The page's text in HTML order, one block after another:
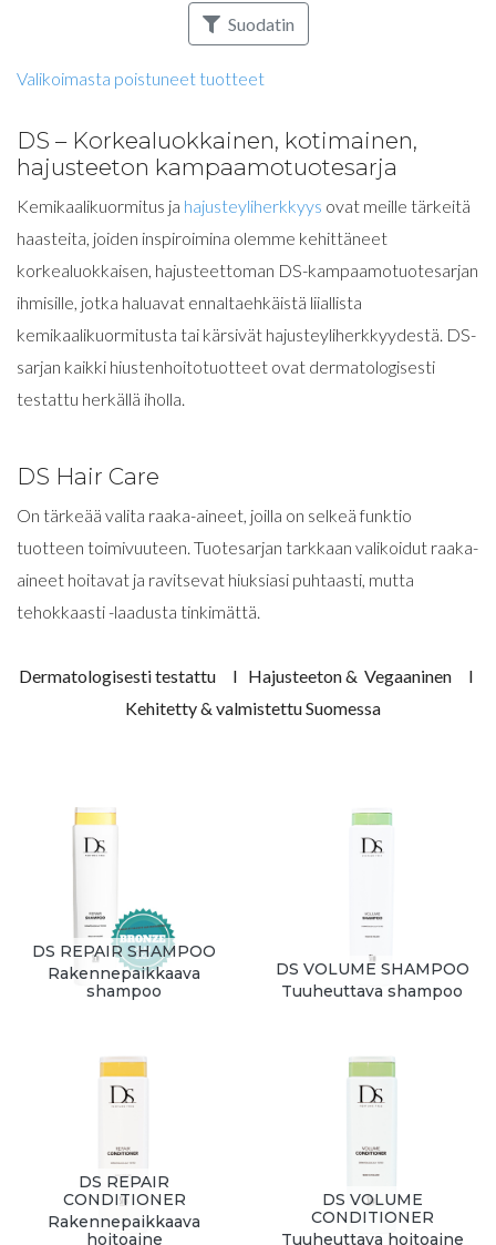
Suodatin
Valikoimasta poistuneet tuotteet
DS – Korkealuokkainen, kotimainen,
hajusteeton kampaamotuotesarja
Kemikaalikuormitus ja hajusteyliherkkyys ovat meille tärkeitä
haasteita, joiden inspiroimina olemme kehittäneet
korkealuokkaisen, hajusteettoman DS-kampaamotuotesarjan
ihmisille, jotka haluavat ennaltaehkäistä liiallista
kemikaalikuormitusta tai kärsivät hajusteyliherkkyydestä. DS-
sarjan kaikki hiustenhoitotuotteet ovat dermatologisesti
testattu herkällä iholla.
DS Hair Care
On tärkeää valita raaka-aineet, joilla on selkeä funktio
tuotteen toimivuuteen. Tuotesarjan tarkkaan valikoidut raaka-
aineet hoitavat ja ravitsevat hiuksiasi puhtaasti, mutta
tehokkaasti -laadusta tinkimättä.
Dermatologisesti testattu I Hajusteeton & Vegaaninen I
Kehitetty & valmistettu Suomessa
DS REPAIR SHAMPOO
Rakennepaikkaava
shampoo
DS REPAIR
CONDITIONER
Rakennepaikkaava
hoitoaine
DS VOLUME SHAMPOO
Tuuheuttava shampoo
DS VOLUME
CONDITIONER
Tuuheuttava hoitoaine